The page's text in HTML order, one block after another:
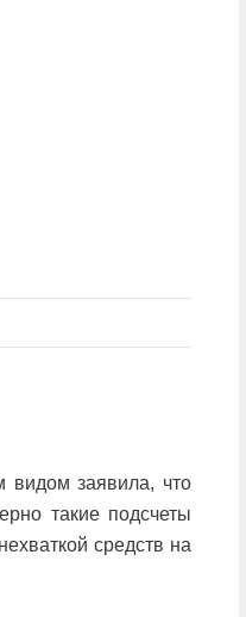
видом заявила, что
такие подсчеты
средств на